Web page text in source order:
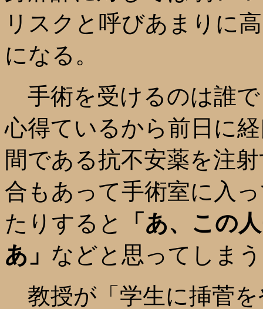
リスクと呼びあまりに
になる。
手術を受けるのは誰
心得ているから前日に
間である抗不安薬を注
合もあって手術室に入
たりすると
「あ、この
あ」 などと思ってしま
教授が「学生に挿菅